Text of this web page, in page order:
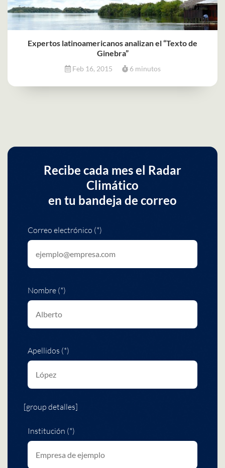
Expertos latinoamericanos analizan el “Texto de
Ginebra”
Feb 16, 2015 6 minutos
Recibe cada mes el Radar
Climático
en tu bandeja de correo
Correo electrónico (*)
Nombre (*)
Apellidos (*)
[group detalles]
Institución (*)